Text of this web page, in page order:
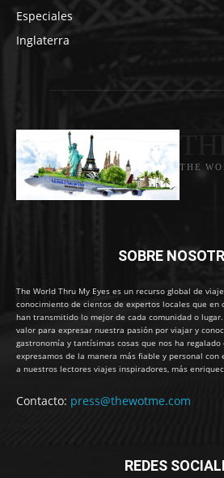
Especiales
Inglaterra
THE
SOBRE
The World Thru My Eyes es un recurso global de
conocimiento de cientos de expertos locales que en
han transmitido lo mejor de cada comunidad o
valor para expresar nuestra pasión por viajar y
gastronomía y tantísimas cosas que nos ha
expresamos de la manera más fiable y personal con
a nuestros lectores viajes inspiradores, más
Contacto: press@thewotme.com
REDES